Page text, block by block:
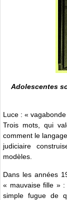
Adolescentes
Luce : «
Trois mots, qui
comment le
judiciaire
modèles.
Dans les années
« mauvaise fille »
simple fugue de